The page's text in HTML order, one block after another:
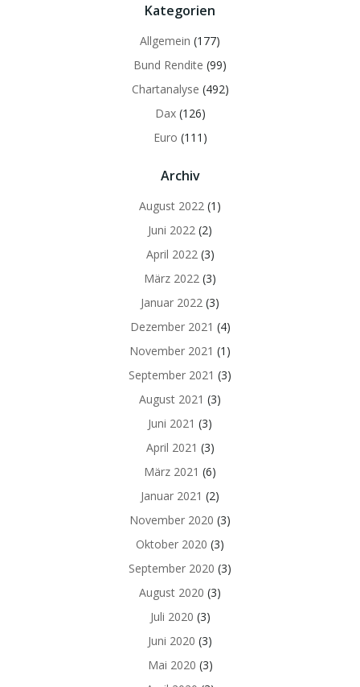
Kategorien
Allgemein (177)
Bund Rendite (99)
Chartanalyse (492)
Dax(126)
Euro (111)
Archiv
August 2022 (1)
Juni 2022 (2)
April 2022 (3)
März 2022 (3)
Januar 2022 (3)
Dezember 2021 (4)
November 2021 (1)
September 2021 (3)
August 2021 (3)
Juni 2021 (3)
April 2021 (3)
März 2021 (6)
Januar 2021 (2)
November 2020 (3)
Oktober 2020 (3)
September 2020 (3)
August 2020 (3)
Juli 2020 (3)
Juni 2020 (3)
Mai 2020 (3)